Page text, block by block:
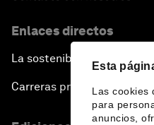
Esta
Las cookies
para
anuncios,
Enlaces directos
La sostenibilidad en el Foro
Carreras profesionales